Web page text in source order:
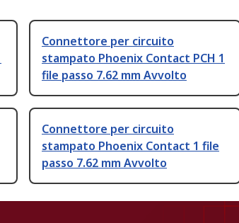
Connettore per circuito
stampato Phoenix Contact PCH 1
file passo 7.62 mm Avvolto
Connettore per circuito
stampato Phoenix Contact 1 file
passo 7.62 mm Avvolto